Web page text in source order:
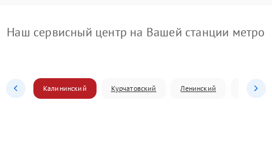
Наш сервисный центр на Вашей станции метро
Калининский Курчатовский Ленинский